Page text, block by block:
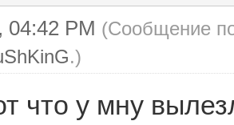
04:42 PM (Сообщение
.)
что у мну